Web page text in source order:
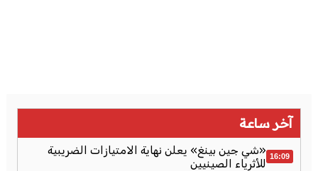
آخر ساعة
16:09 «شي جين بينغ» يعلن نهاية الامتيازات الضريبية
للأثرياء الصينيين